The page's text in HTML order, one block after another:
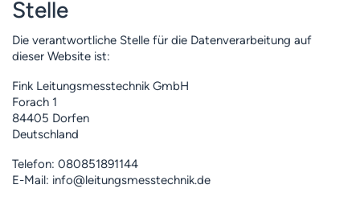
Stelle
Die verantwortliche Stelle für die Datenverarbeitung auf
dieser Website ist:
Fink Leitungsmesstechnik GmbH
Forach 1
84405 Dorfen
Deutschland
Telefon: 080851891144
E-Mail: info@leitungsmesstechnik.de